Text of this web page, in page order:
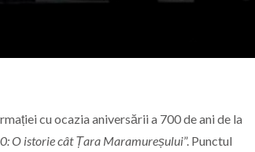
cu ocazia aniversării a 700 de ani de la
O istorie cât Țara Maramureșului”. Punctul